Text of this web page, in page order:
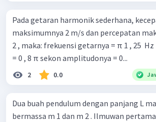
Pada getaran harmonik sederhana,
maksimumnya 2 m/s dan percepatan
2 , maka: frekuensi getarnya = π 1 , 25 ​ Hz periode getarnya
= 0 , 8 π sekon amplitudonya = 0...
2 0.0
Dua buah pendulum dengan panjang L
bermassa m 1 dan m 2 . Ilmuwan